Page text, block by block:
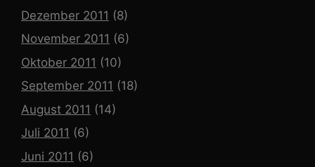
Dezember 2011 (8)
November 2011 (6)
Oktober 2011 (10)
September 2011 (18)
August 2011 (14)
Juli 2011 (6)
Juni 2011 (6)